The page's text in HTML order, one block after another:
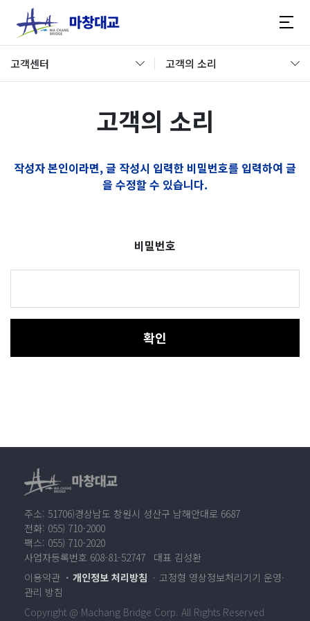
고객센터 고객의 소리
고객의 소리
작성자 본인이라면, 글 작성시 입력한 비밀번호를 입력하여 글
을 수정할 수 있습니다.
비밀번호
확인
주소: 51706)경상남도 창원시 성산구 남해안대로 6687
전화: 055) 710-2000
팩스: 055) 710-2020
사업자등록번호 608-81-52747 대표 김성환
이용약관
개인정보 처리방침
고정형 영상정보처리기기 운영·
관리 방침
Copyright @ Machang Bridge Corp. All Rights Reserved